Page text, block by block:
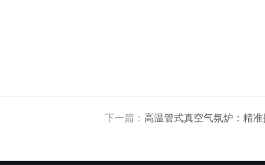
下一篇： 高温管式真空气氛炉：精